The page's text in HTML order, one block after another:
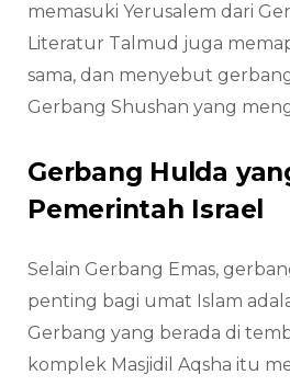
memasuki Yerusalem dari
Literatur Talmud juga
sama, dan menyebut
Gerbang Shushan yang
Gerbang Hulda
Pemerintah Israel
Selain Gerbang Emas,
penting bagi umat Islam
Gerbang yang berada di
komplek Masjidil Aqsha itu